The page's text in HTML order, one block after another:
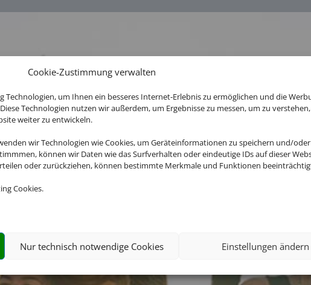
Cookie-Zustimmung verwalten
Technologien, um Ihnen ein besseres Internet-Erlebnis zu ermöglichen und die
Technologien nutzen wir außerdem, um Ergebnisse zu messen, um zu
weiter zu entwickeln.
wir Technologien wie Cookies, um Geräteinformationen zu speichern und/
können wir Daten wie das Surfverhalten oder eindeutige IDs auf dieser
oder zurückziehen, können bestimmte Merkmale und Funktionen
Cookies.
Nur technisch notwendige Cookies Einstellungen ändern